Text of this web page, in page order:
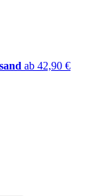
ab 42,90 €